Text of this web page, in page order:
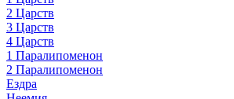
2 Царств
3 Царств
4 Царств
1 Паралипоменон
2 Паралипоменон
Ездра